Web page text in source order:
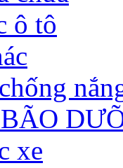
ô tô
xe